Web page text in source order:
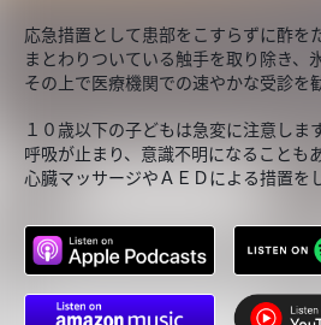
応急措置として患部をこすらずに酢を
まとわりついている触手を取り除き、
その上で医療機関での速やかな受診を
１０歳以下の子どもは急変に注意します
呼吸が止まり、意識不明になることも
心臓マッサージやＡＥＤによる措置を